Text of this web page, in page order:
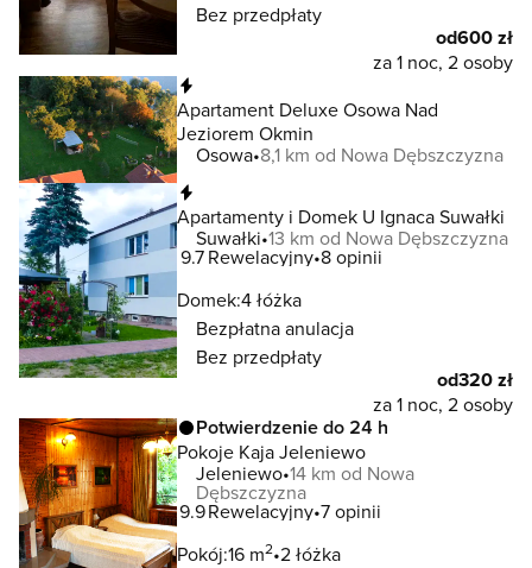
Bez przedpłaty
od600 zł
za 1 noc, 2 osoby
Apartament Deluxe Osowa Nad
Jeziorem Okmin
Osowa 8,1 km od Nowa Dębszczyzna
Apartamenty i Domek U Ignaca Suwałki
Suwałki 13 km od Nowa Dębszczyzna
9.7Rewelacyjny 8 opinii
Domek:4 łóżka
Bezpłatna anulacja
Bez przedpłaty
od320 zł
za 1 noc, 2 osoby
Potwierdzenie do 24 h
Pokoje Kaja Jeleniewo
Jeleniewo 14 km od Nowa
Dębszczyzna
9.9Rewelacyjny 7 opinii
Pokój:16 m2 2 łóżka